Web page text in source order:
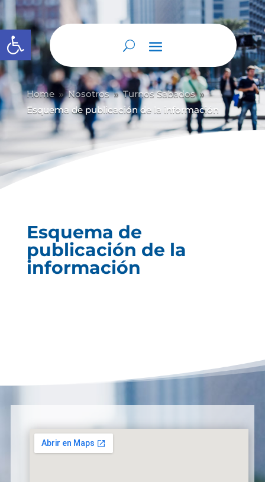
Abrir barra de herramientas
Home 9 Nosotros 9 Turnos Sabados 9
Esquema de publicación de la información
Esquema de
publicación de la
información